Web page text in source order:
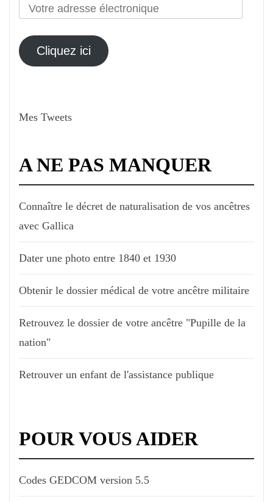
Votre
électronique
Cliquez ici
Mes Tweets
A NE PAS MANQUER
Connaître le décret de naturalisation de vos ancêtres
avec Gallica
Dater une photo entre 1840 et 1930
Obtenir le dossier médical de votre ancêtre militaire
Retrouvez le dossier de votre ancêtre "Pupille de la
nation"
Retrouver un enfant de l'assistance publique
POUR VOUS AIDER
Codes GEDCOM version 5.5